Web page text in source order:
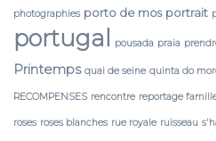
photographies porto de mos portrait
portugal pousada praia
Printemps quai de seine quinta do
RECOMPENSES rencontre reportage
roses roses blanches rue royale ruisseau